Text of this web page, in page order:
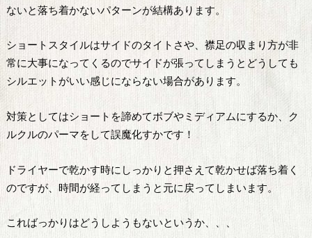
ないと落ち着かないパターンが結構あります。
ショートスタイルはサイドのタイトさや、襟足の収まり方が非
常に大事になってくるのでサイドが張ってしまうとどうしても
シルエットがいい感じにならない場合があります。
対策としてはショートを諦めてボブやミディアムにするか、ク
ルクルのパーマをして誤魔化すかです！
ドライヤーで乾かす時にしっかりと押さえて乾かせば落ち着く
のですが、時間が経ってしまうと元に戻ってしまいます。
こればっかりはどうしようもないというか、、、